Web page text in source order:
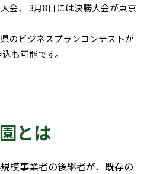
会、 3月8日には決勝大会が東京
のビジネスプランコンテストが
も可能です。
とは
模事業者の後継者が、既存の